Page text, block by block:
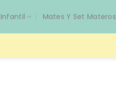
Infantil Mates Y Set Materos